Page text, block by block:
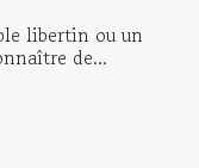
libertin ou un
de...